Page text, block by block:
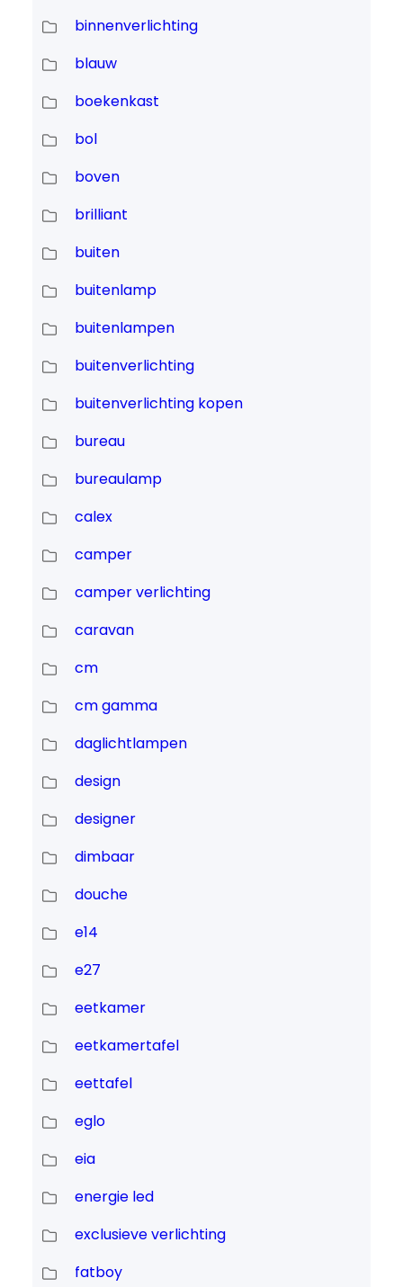
binnenverlichting
blauw
boekenkast
bol
boven
brilliant
buiten
buitenlamp
buitenlampen
buitenverlichting
buitenverlichting kopen
bureau
bureaulamp
calex
camper
camper verlichting
caravan
cm
cm gamma
daglichtlampen
design
designer
dimbaar
douche
e14
e27
eetkamer
eetkamertafel
eettafel
eglo
eia
energie led
exclusieve verlichting
fatboy